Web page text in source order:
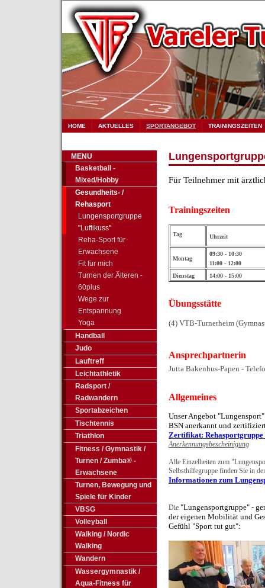
HOME AKTUELLES SPORTANGEBOT TRAININGSZEITEN
MENU
Basketball -
Mixed/Hobby
Gesundheits- /
Rehasport
Lungensportgruppe
"Luftikuss"
Reha-Sport für
Erwachsene
Fit für mich
Turnen der Älteren -
60plus
Wege zur
Entspannung
Yoga
Handball
Judo
Lauftreff
Leichtathletik
Radsport /
Radwandern
Sportabzeichen
Tischtennis
Triathlon
Fitness / Gymnastik /
Turnen / Zumba® -
Erwachsene
Turnen, Bewegung und
Spiele für Kinder
VBSG
Volleyball
Walking / Nordic
Walking
Wandern
Wassergymnastik /
Aqua-Fitness für
Für Teilnehmer mit
Trainingszeiten
Tag Uhrzeit
Montag
09:30 - 10:30
11:00 - 12:00
Dienstag
14:00 - 15:00
Übungsstätte
(4) VTB-Turnerheim
Ansprechpartnerin
Jutta Bakenhus-Papen -
Allgemeines
Unser Angebot
BSN anerkannt und
Zertifikat:
Anerkennungsbescheinigung
Alle Einzelheiten zum
Selbsthilfegruppe finden Sie in
Informationen zum
Die "Lungensportgruppe" - g
der eigenen Mobilität und
Gefühl "Sport tut gut":